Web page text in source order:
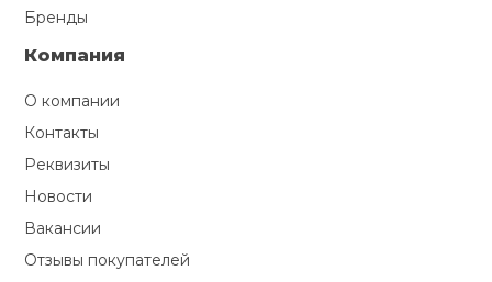
Бренды
Компания
О компании
Контакты
Реквизиты
Новости
Вакансии
Отзывы покупателей